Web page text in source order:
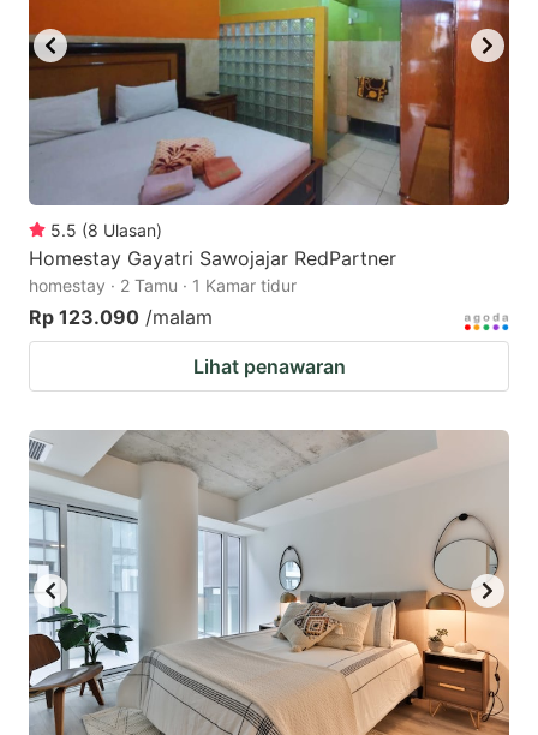
5.5 (8 Ulasan)
Homestay Gayatri Sawojajar RedPartner
homestay · 2 Tamu · 1 Kamar tidur
Rp 123.090 /malam
Lihat penawaran